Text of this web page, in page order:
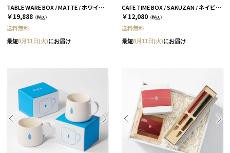
TABLE WARE BOX / MATTE / ホワイト&ブラックシルバー
￥19,888 （税込）
送料無料
最短8月11日(火)にお届け
CAFE TIME BOX / SAKUZAN / ネイビー＆ホワイト
￥12,080 （税込）
送料無料
最短8月11日(火)にお届け